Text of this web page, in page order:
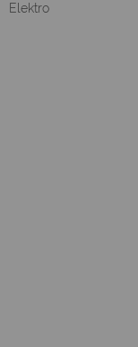
Elektro